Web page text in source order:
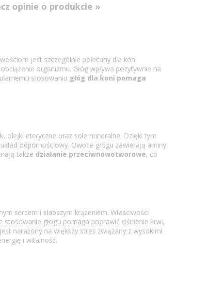
opinie o produkcie »
jest szczególnie polecany dla koni
organizmu. Głóg wpływa pozytywnie na
stosowaniu głóg dla koni pomaga
olejki eteryczne oraz sole mineralne. Dzięki tym
odpornościowy. Owoce głogu zawierają aminy,
także działanie przeciwnowotworowe, co
sercem i słabszym krążeniem. Właściwości
głogu pomaga poprawić ciśnienie krwi,
narażony na większy stres związany z wysokimi
i witalność.